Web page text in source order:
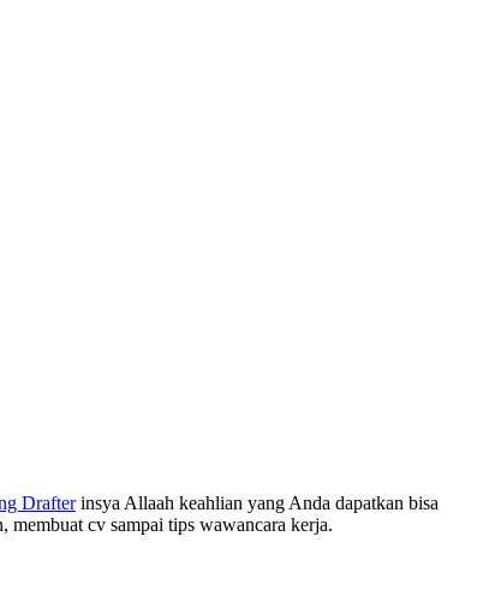
Drafterinsya Allaah keahlian yang Anda dapatkan bisa
membuat cv sampai tips wawancara kerja.